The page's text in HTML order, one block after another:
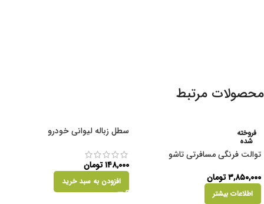
محصولات مرتبط
فروخته
شده
توالت فرنگی مسافرتی تاشو
۳,۸۵۰,۰۰۰تومان
اطلاعات بیشتر
سطل زباله لیوانی خودرو
۱۴۸,۰۰۰تومان
افزودن به سبد خرید